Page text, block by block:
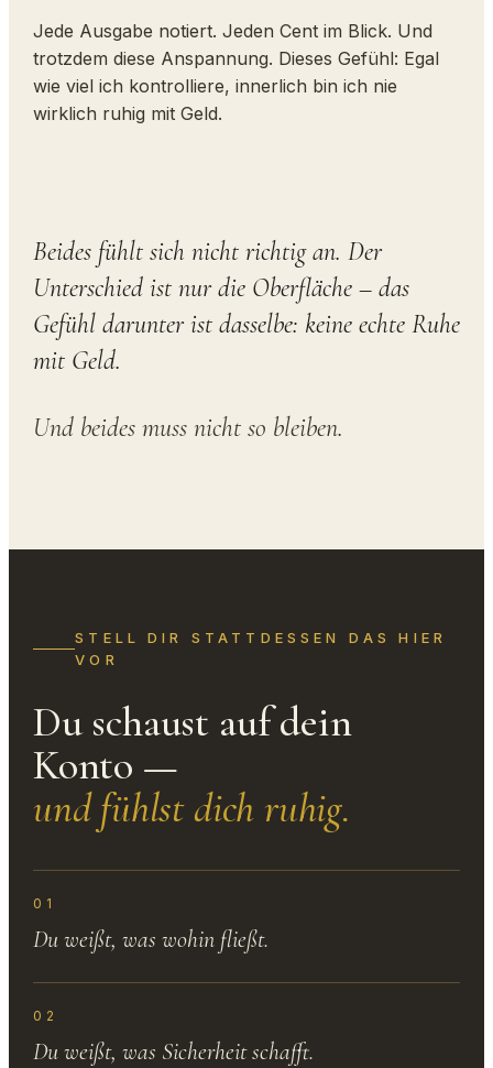
Jede Ausgabe notiert. Jeden Cent im Blick. Und
trotzdem diese Anspannung. Dieses Gefühl: Egal
wie viel ich kontrolliere, innerlich bin ich nie
wirklich ruhig mit Geld.
Beides fühlt sich nicht richtig an. Der
Unterschied ist nur die Oberfläche – das
Gefühl darunter ist dasselbe: keine echte Ruhe
mit Geld.
Und beides muss nicht so bleiben.
STELL DIR STATTDESSEN DAS HIER
VOR
Du schaust auf dein
Konto —
und fühlst dich ruhig.
01
Du weißt, was wohin fließt.
02
Du weißt, was Sicherheit schafft.